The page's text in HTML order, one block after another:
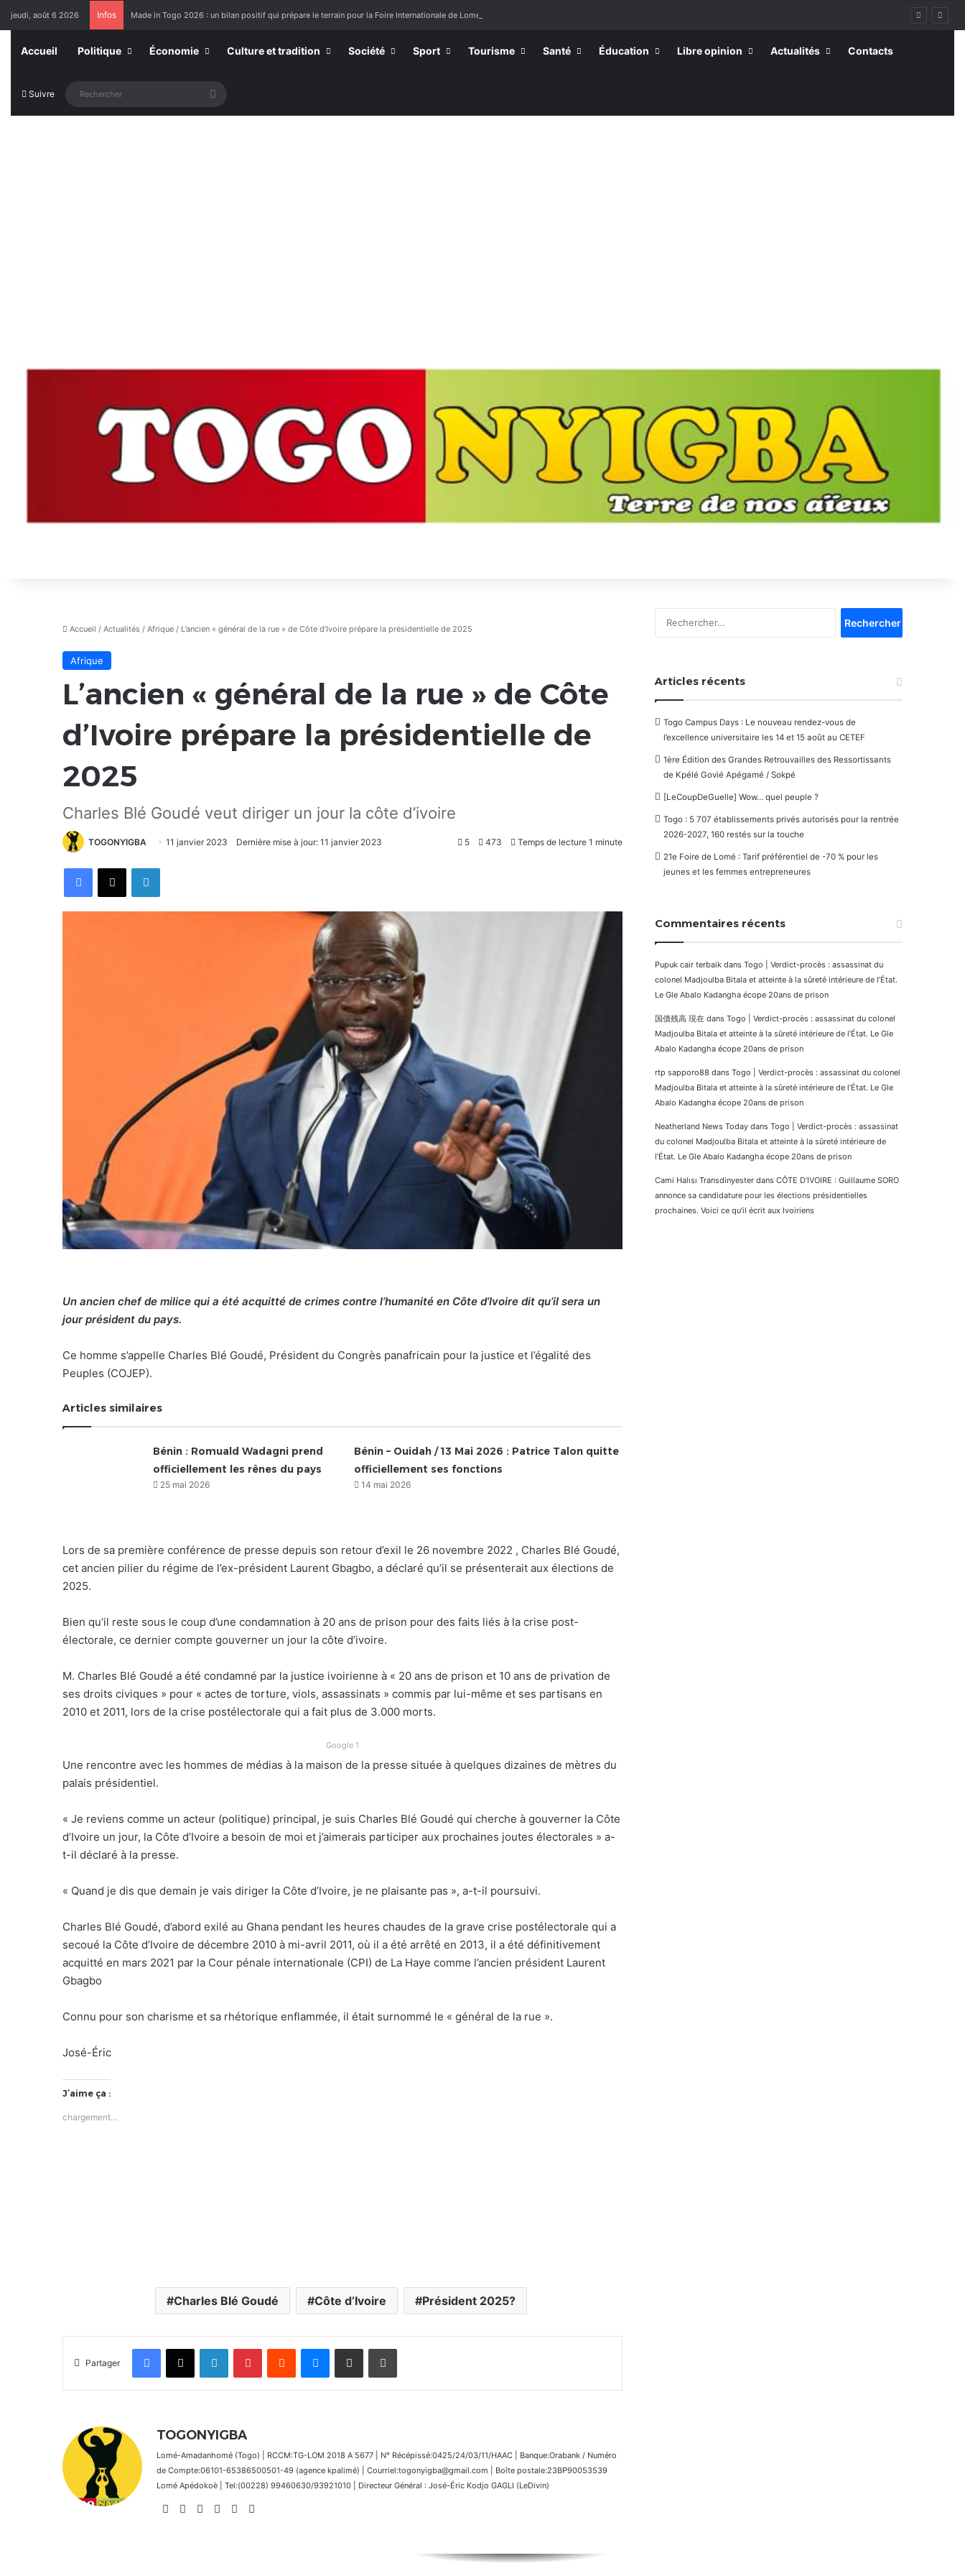
jeudi, août 6 2026 Infos Made in Togo 2026 : un bilan positif qui prépare le terrain pour la Foire Internationale de Lomé
Accueil Politique Économie Culture et tradition Société Sport Tourisme Santé Éducation Libre opinion Actualités Contacts
Suivre Rechercher
Accueil / Actualités / Afrique / L’ancien « général de la rue » de Côte d’Ivoire prépare la présidentielle de 2025
Afrique
L’ancien « général de la rue » de Côte
d’Ivoire prépare la présidentielle de
2025
Charles Blé Goudé veut diriger un jour la côte d’ivoire
TOGONYIGBA 11 janvier 2023 Dernière mise à jour: 11 janvier 2023 5 473 Temps de lecture 1 minute
FacebookX Linkedin
Un ancien chef de milice qui a été acquitté de crimes contre l’humanité en Côte d’Ivoire dit qu’il sera un
jour président du pays.
Ce homme s’appelle Charles Blé Goudé, Président du Congrès panafricain pour la justice et l’égalité des
Peuples (COJEP).
Articles similaires
Bénin : Romuald Wadagni prend
officiellement les rênes du pays
25 mai 2026
Bénin – Ouidah / 13 Mai 2026 : Patrice Talon quitte
officiellement ses fonctions
14 mai 2026
Lors de sa première conférence de presse depuis son retour d’exil le 26 novembre 2022 , Charles Blé Goudé,
cet ancien pilier du régime de l’ex-président Laurent Gbagbo, a déclaré qu’il se présenterait aux élections de
2025.
Bien qu’il reste sous le coup d’une condamnation à 20 ans de prison pour des faits liés à la crise post-
électorale, ce dernier compte gouverner un jour la côte d’ivoire.
M. Charles Blé Goudé a été condamné par la justice ivoirienne à « 20 ans de prison et 10 ans de privation de
ses droits civiques » pour « actes de torture, viols, assassinats » commis par lui-même et ses partisans en
2010 et 2011, lors de la crise postélectorale qui a fait plus de 3.000 morts.
Google 1
Une rencontre avec les hommes de médias à la maison de la presse située à quelques dizaines de mètres du
palais présidentiel.
« Je reviens comme un acteur (politique) principal, je suis Charles Blé Goudé qui cherche à gouverner la Côte
d’Ivoire un jour, la Côte d’Ivoire a besoin de moi et j’aimerais participer aux prochaines joutes électorales » a-
t-il déclaré à la presse.
« Quand je dis que demain je vais diriger la Côte d’Ivoire, je ne plaisante pas », a-t-il poursuivi.
Charles Blé Goudé, d’abord exilé au Ghana pendant les heures chaudes de la grave crise postélectorale qui a
secoué la Côte d’Ivoire de décembre 2010 à mi-avril 2011, où il a été arrêté en 2013, il a été définitivement
acquitté en mars 2021 par la Cour pénale internationale (CPI) de La Haye comme l’ancien président Laurent
Gbagbo
Connu pour son charisme et sa rhétorique enflammée, il était surnommé le « général de la rue ».
José-Éric
J’aime ça :
chargement…
Charles Blé Goudé Côte d’Ivoire Président 2025?
Partager
FacebookX Linkedin PinterestReddit MessengerPartager par email Imprimer
TOGONYIGBA
Lomé-Amadanhomé (Togo) | RCCM:TG-LOM 2018 A 5677 | N° Récépissé:0425/24/03/11/HAAC | Banque:Orabank / Numéro
de Compte:06101-65386500501-49 (agence kpalimé) | Courriel:togonyigba@gmail.com | Boîte postale:23BP90053539
Lomé Apédokoè | Tel:(00228) 99460630/93921010 | Directeur Général : José-Éric Kodjo GAGLI (LeDivin)
WebsiteFacebook
X LinkedinInstagram
Articles récents
Togo Campus Days : Le nouveau rendez-vous de
l’excellence universitaire les 14 et 15 août au CETEF
1ère Édition des Grandes Retrouvailles des Ressortissants
de Kpélé Govié Apégamé / Sokpé
[LeCoupDeGuelle] Wow… quel peuple ?
Togo : 5 707 établissements privés autorisés pour la rentrée
2026-2027, 160 restés sur la touche
21e Foire de Lomé : Tarif préférentiel de -70 % pour les
jeunes et les femmes entrepreneures
Commentaires récents
Pupuk cair terbaik dans Togo | Verdict-procès : assassinat du
colonel Madjoulba Bitala et atteinte à la sûreté intérieure de l’État.
Le Gle Abalo Kadangha écope 20ans de prison
国債残高 現在 dans Togo | Verdict-procès : assassinat du colonel
Madjoulba Bitala et atteinte à la sûreté intérieure de l’État. Le Gle
Abalo Kadangha écope 20ans de prison
rtp sapporo88 dans Togo | Verdict-procès : assassinat du colonel
Madjoulba Bitala et atteinte à la sûreté intérieure de l’État. Le Gle
Abalo Kadangha écope 20ans de prison
Neatherland News Today dans Togo | Verdict-procès : assassinat
du colonel Madjoulba Bitala et atteinte à la sûreté intérieure de
l’État. Le Gle Abalo Kadangha écope 20ans de prison
Cami Halısı Transdinyester dans CÔTE D’IVOIRE : Guillaume SORO
annonce sa candidature pour les élections présidentielles
prochaines. Voici ce qu’il écrit aux Ivoiriens